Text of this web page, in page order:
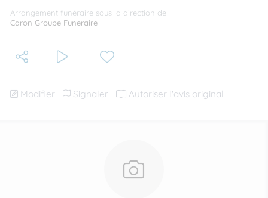
Arrangement funéraire sous la direction de
Caron Groupe Funeraire
Modifier Signaler Autoriser l'avis original